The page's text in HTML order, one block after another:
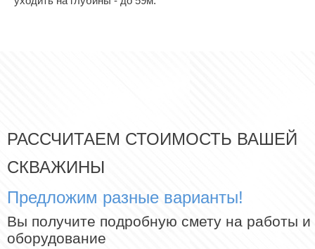
РАССЧИТАЕМ СТОИМОСТЬ ВАШЕЙ
СКВАЖИНЫ
Предложим разные варианты!
Вы получите подробную смету на работы и
оборудование